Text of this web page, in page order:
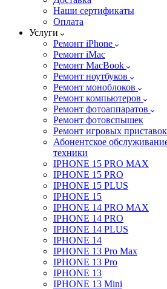
Наши сертификаты
Оплата
Услуги
Ремонт iPhone
Ремонт iMac
Ремонт MacBook
Ремонт ноутбуков
Ремонт моноблоков
Ремонт компьютеров
Ремонт фотоаппаратов
Ремонт фотовспышек
Ремонт игровых приставок
Абонентское
техники
IPHONE 15 PRO MAX
IPHONE 15 PRO
IPHONE 15 PLUS
IPHONE 15
IPHONE 14 PRO MAX
IPHONE 14 PRO
IPHONE 14 PLUS
IPHONE 14
IPHONE 13 Pro Max
IPHONE 13 Pro
IPHONE 13
IPHONE 13 Mini